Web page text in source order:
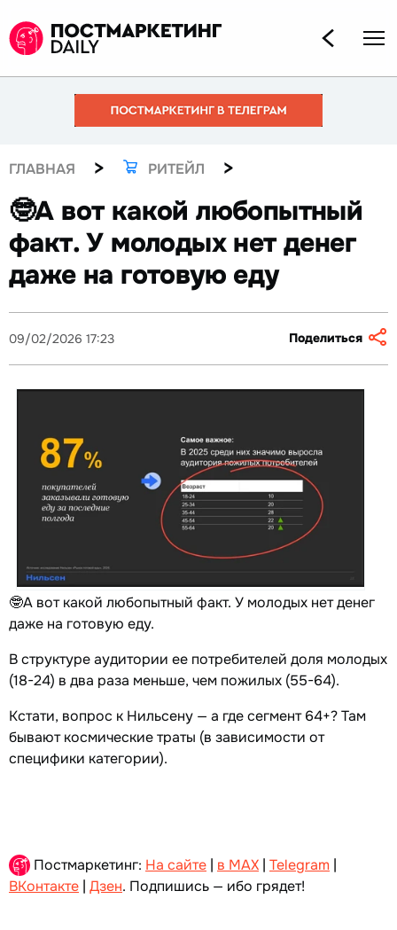
ГЛАВНАЯ > РИТЕЙЛ >
🤓А вот какой любопытный
факт. У молодых нет денег
даже на готовую еду
09/02/2026 17:23 Поделиться
🤓А вот какой любопытный факт. У молодых нет денег
даже на готовую еду.
В структуре аудитории ее потребителей доля молодых
(18-24) в два раза меньше, чем пожилых (55-64).
Кстати, вопрос к Нильсену — а где сегмент 64+? Там
бывают космические траты (в зависимости от
специфики категории).
Постмаркетинг: На сайте | в MAX | Telegram |
ВКонтакте | Дзен. Подпишись — ибо грядет!